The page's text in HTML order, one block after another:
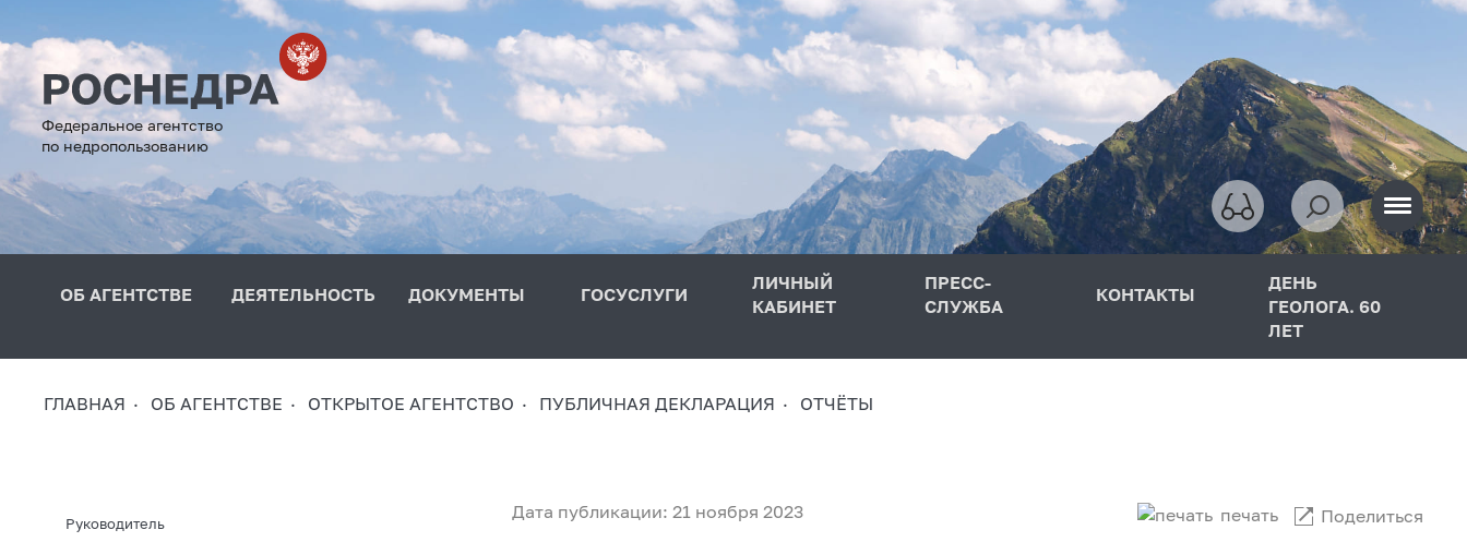
Федеральное агентство
по недропользованию
ОБ АГЕНТСТВЕ ДЕЯТЕЛЬНОСТЬ ДОКУМЕНТЫ ГОСУСЛУГИ
ЛИЧНЫЙ
КАБИНЕТ
ПРЕСС-
СЛУЖБА
КОНТАКТЫ
ДЕНЬ
ГЕОЛОГА. 60
ЛЕТ
ГЛАВНАЯ ОБ АГЕНТСТВЕ ОТКРЫТОЕ АГЕНТСТВО ПУБЛИЧНАЯ ДЕКЛАРАЦИЯ ОТЧЁТЫ
Руководитель
Дата публикации: 21 ноября 2023 печать Поделиться